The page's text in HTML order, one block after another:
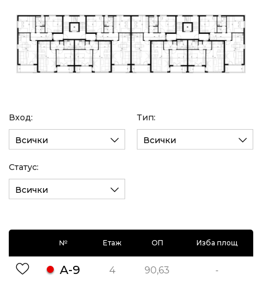
Вход:
Всички
Тип:
Всички
Статус:
Всички
№ Етаж ОП Изба площ
А-9 4 90,63 -